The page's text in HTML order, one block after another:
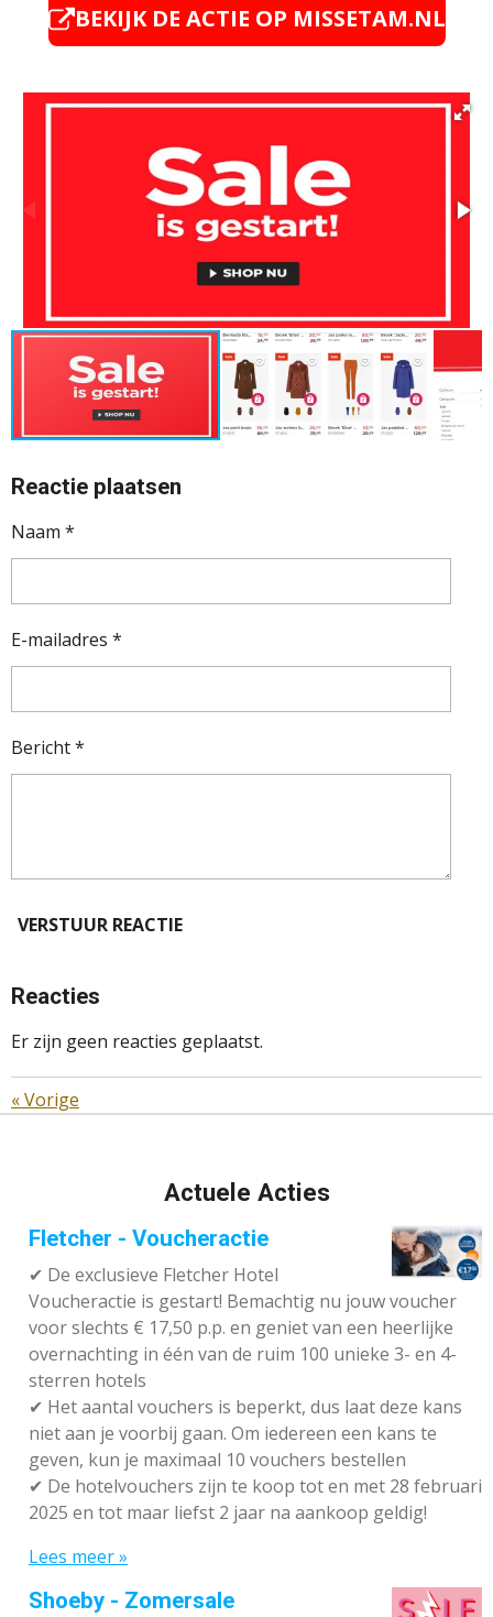
BEKIJK DE ACTIE OP MISSETAM.NL
Reactie plaatsen
Naam *
E-mailadres *
Bericht *
VERSTUUR REACTIE
Reacties
Er zijn geen reacties geplaatst.
«Vorige
Actuele Acties
Fletcher - Voucheractie
✔ De exclusieve Fletcher Hotel
Voucheractie is gestart! Bemachtig nu jouw voucher
voor slechts € 17,50 p.p. en geniet van een heerlijke
overnachting in één van de ruim 100 unieke 3- en 4-
sterren hotels
✔ Het aantal vouchers is beperkt, dus laat deze kans
niet aan je voorbij gaan. Om iedereen een kans te
geven, kun je maximaal 10 vouchers bestellen
✔ De hotelvouchers zijn te koop tot en met 28 februari
2025 en tot maar liefst 2 jaar na aankoop geldig!
Lees meer »
Shoeby - Zomersale